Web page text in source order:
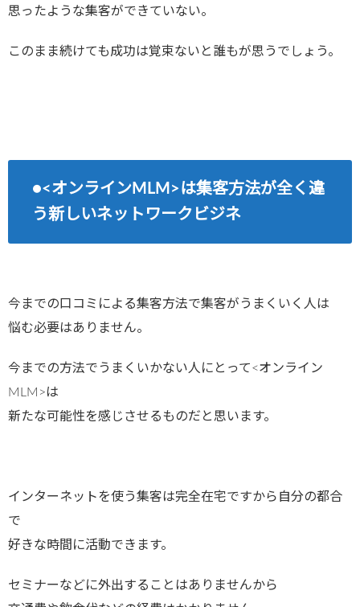
思ったような集客ができていない。
このまま続けても成功は覚束ないと誰もが思うでしょう。
●<オンラインMLM>は集客方法が全く違
う新しいネットワークビジネ
今までの口コミによる集客方法で集客がうまくいく人は
悩む必要はありません。
今までの方法でうまくいかない人にとって<オンライン
MLM>は
新たな可能性を感じさせるものだと思います。
インターネットを使う集客は完全在宅ですから自分の都合
で
好きな時間に活動できます。
セミナーなどに外出することはありませんから